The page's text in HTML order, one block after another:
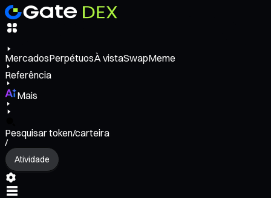
MercadosPerpétuosÀ vistaSwapMeme
Referência
Mais
Pesquisar token/carteira
/
Atividade